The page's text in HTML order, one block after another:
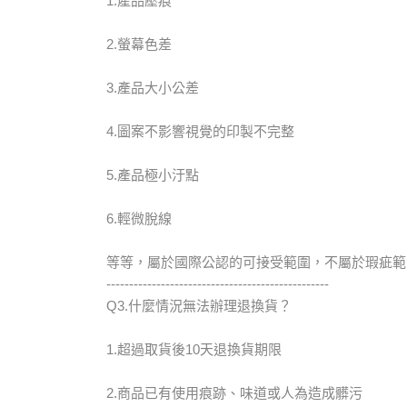
2.螢幕色差
3.產品大小公差
4.圖案不影響視覺的印製不完整
5.產品極小汙點
6.輕微脫線
等等，屬於國際公認的可接受範圍，不屬於瑕疵
-------------------------------------------------
Q3.什麼情況無法辦理退換貨？
1.超過取貨後10天退換貨期限
2.商品已有使用痕跡、味道或人為造成髒污